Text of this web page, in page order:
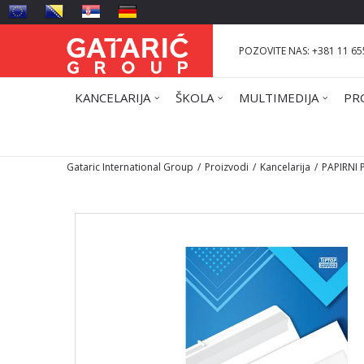
POZOVITE NAS: +381 11
KANCELARIJA ŠKOLA MULTIMEDIJA
Gataric International Group Proizvodi Kancelarija PAPIRNI